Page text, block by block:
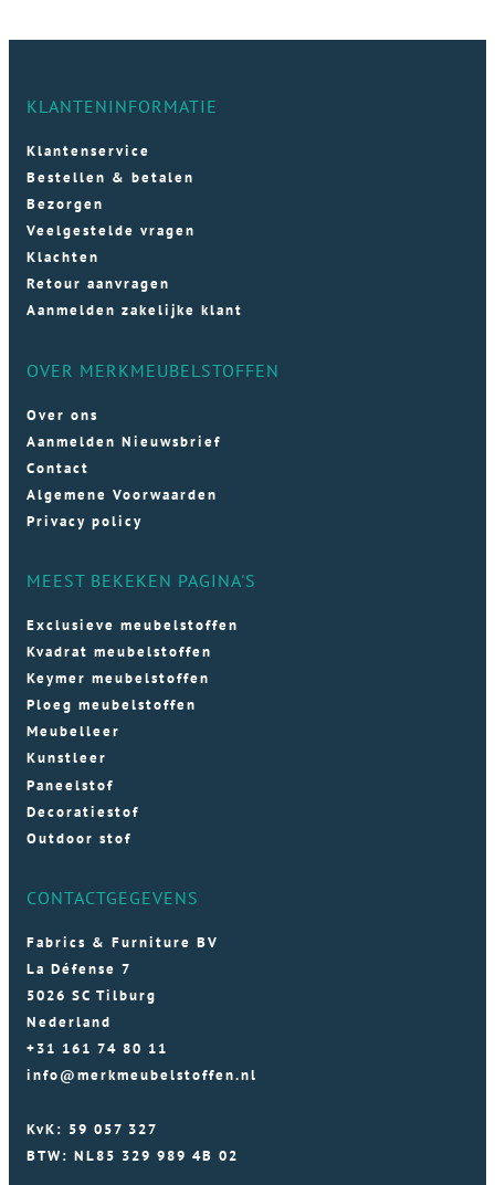
KLANTENINFORMATIE
Klantenservice
Bestellen & betalen
Bezorgen
Veelgestelde vragen
Klachten
Retour aanvragen
Aanmelden zakelijke klant
OVER MERKMEUBELSTOFFEN
Over ons
Aanmelden Nieuwsbrief
Contact
Algemene Voorwaarden
Privacy policy
MEEST BEKEKEN PAGINA'S
Exclusieve meubelstoffen
Kvadrat meubelstoffen
Keymer meubelstoffen
Ploeg meubelstoffen
Meubelleer
Kunstleer
Paneelstof
Decoratiestof
Outdoor stof
CONTACTGEGEVENS
Fabrics & Furniture BV
La Défense 7
5026 SC Tilburg
Nederland
+31 161 74 80 11
info@merkmeubelstoffen.nl
KvK: 59 057 327
BTW: NL85 329 989 4B 02